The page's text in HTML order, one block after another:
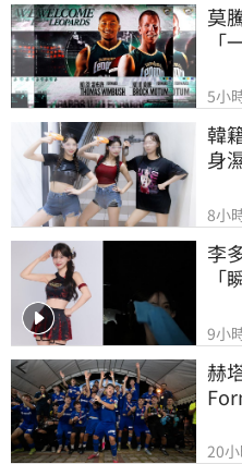
莫
「
5小
韓
身
8小
李
「
9小
赫
20